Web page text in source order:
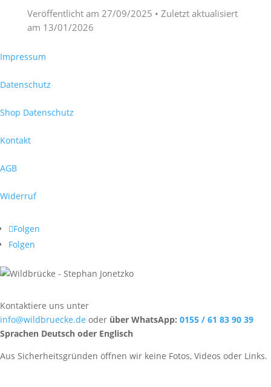
Veröffentlicht am 27/09/2025 • Zuletzt aktualisiert
am 13/01/2026
Impressum
Datenschutz
Shop Datenschutz
Kontakt
AGB
Widerruf
Folgen
Folgen
Kontaktiere uns unter
info@wildbruecke.de oder über WhatsApp: 0155 / 61 83 90 39
Sprachen Deutsch oder Englisch
Aus Sicherheitsgründen öffnen wir keine Fotos, Videos oder Links.